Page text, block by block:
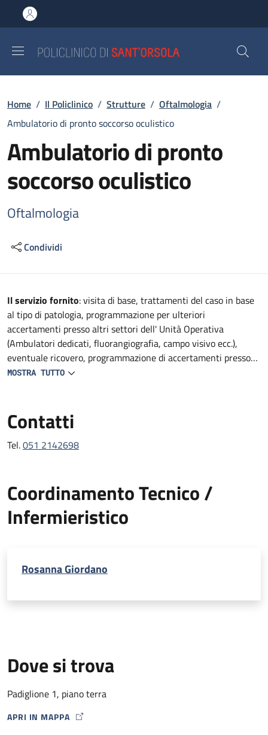
al contenuto principale
to footer content
Briciole di pane
Home / Il Policlinico / Strutture / Oftalmologia /
Ambulatorio di pronto soccorso oculistico
Ambulatorio di pronto
soccorso oculistico
Oftalmologia
Condividi
Descrizione
Il servizio fornito: visita di base, trattamenti del caso in base
al tipo di patologia, programmazione per ulteriori
accertamenti presso altri settori dell' Unità Operativa
(Ambulatori dedicati, fluorangiografia, campo visivo ecc.),
eventuale ricovero, programmazione di accertamenti presso
altre strutture del Policlinico (TAC, RMN, consulenze
MOSTRA TUTTO
Contatti
Tel.051 2142698
Coordinamento Tecnico /
Infermieristico
Rosanna Giordano
Dove si trova
Padiglione 1, piano terra
APRI IN MAPPA
MAP ICON